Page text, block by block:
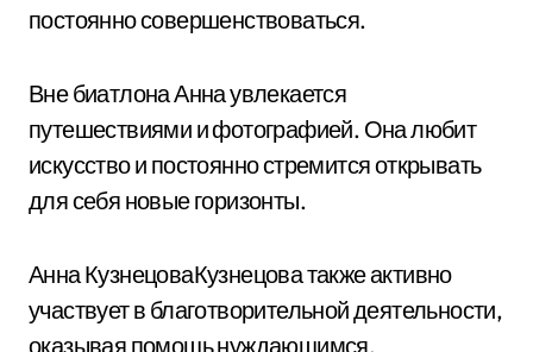
постоянно совершенствоваться.
Вне биатлона Анна увлекается
путешествиями и фотографией. Она любит
искусство и постоянно стремится открывать
для себя новые горизонты.
Анна КузнецоваКузнецова также активно
участвует в благотворительной деятельности,
оказывая помощь нуждающимся.